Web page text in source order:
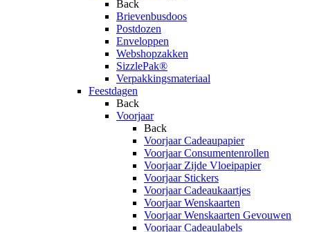
Back
Brievenbusdoos
Postdozen
Enveloppen
Webshopzakken
SizzlePak®
Verpakkingsmateriaal
Feestdagen
Back
Voorjaar
Back
Voorjaar Cadeaupapier
Voorjaar Consumentenrollen
Voorjaar Zijde Vloeipapier
Voorjaar Stickers
Voorjaar Cadeaukaartjes
Voorjaar Wenskaarten
Voorjaar Wenskaarten Gevouwen
Voorjaar Cadeaulabels